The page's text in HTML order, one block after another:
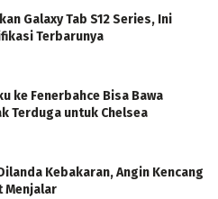
Galaxy Tab S12 Series, Ini
Terbarunya
ke Fenerbahce Bisa Bawa
Terduga untuk Chelsea
Kebakaran, Angin Kencang
Menjalar